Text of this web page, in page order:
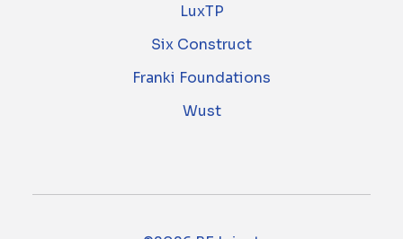
LuxTP
Six Construct
Franki Foundations
Wust